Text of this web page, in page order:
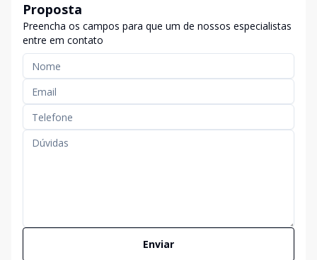
Proposta
Preencha os campos para que um de nossos especialistas
entre em contato
Enviar